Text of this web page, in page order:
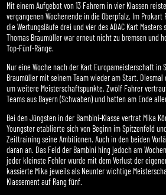
Mit einem Aufgebot von 13 Fahrern in vier Klassen
vergangenen Wochenende in die Oberpfalz. Im
die Wertungsläufe drei und vier des ADAC Kart
Thomas Braumüller war erneut nicht zu bremsen und
Top-Fünf-Ränge.
Nur eine Woche nach der Kart Europameisterschaft in
Braumüller mit seinem Team wieder am Start. Diesmal
um weitere Meisterschaftspunkte. Zwölf Fahrer
Teams aus Bayern (Schwaben) und hatten am Ende
Bei den Jüngsten in der Bambini-Klasse vertrat Mika
Youngster etablierte sich von Beginn im Spitzenfeld
Zeittraining seine Ambitionen. Auch in den beiden
daran an. Das Feld der Bambini hing jedoch am
jeder kleinste Fehler wurde mit dem Verlust der
kassierte Mika jeweils als Neunter wichtige
Klassement auf Rang fünf.